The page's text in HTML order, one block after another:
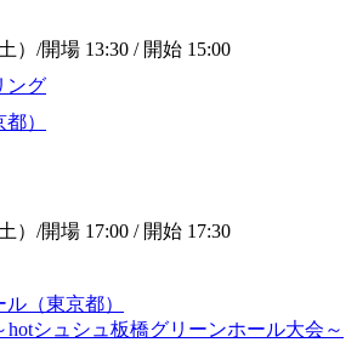
） /開場 13:30 / 開始 15:00
ング
）
） /開場 17:00 / 開始 17:30
（東京都）
hotシュシュ板橋グリーンホール大会～